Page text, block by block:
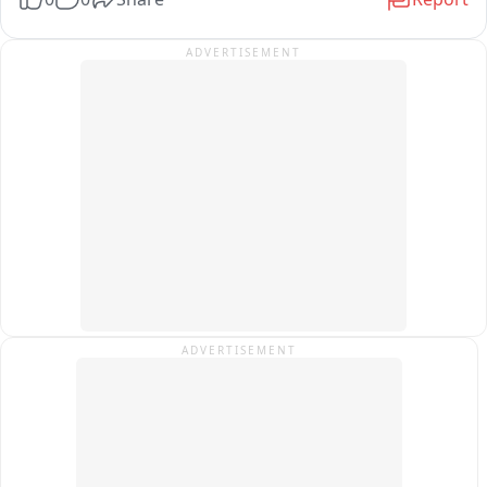
को दी जाएगी
ADVERTISEMENT
ADVERTISEMENT